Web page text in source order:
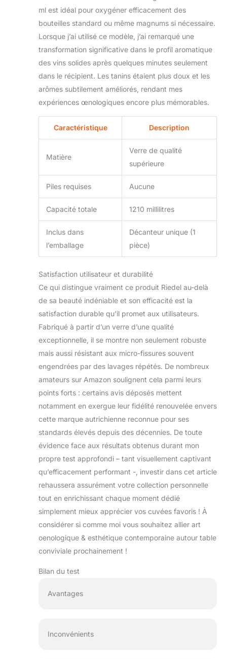
ml est idéal pour oxygéner efficacement des
bouteilles standard ou même magnums si nécessaire.
Lorsque j’ai utilisé ce modèle, j’ai remarqué une
transformation significative dans le profil aromatique
des vins solides après quelques minutes seulement
dans le récipient. Les tanins étaient plus doux et les
arômes subtilement améliorés, rendant mes
expériences œnologiques encore plus mémorables.
Caractéristique Description
Matière
Verre de qualité
supérieure
Piles requises Aucune
Capacité totale 1210 millilitres
Inclus dans
l’emballage
Décanteur unique (1
pièce)
Satisfaction utilisateur et durabilité
Ce qui distingue vraiment ce produit Riedel au-delà
de sa beauté indéniable et son efficacité est la
satisfaction durable qu’il promet aux utilisateurs.
Fabriqué à partir d’un verre d’une qualité
exceptionnelle, il se montre non seulement robuste
mais aussi résistant aux micro-fissures souvent
engendrées par des lavages répétés. De nombreux
amateurs sur Amazon soulignent cela parmi leurs
points forts : certains avis déposés mettent
notamment en exergue leur fidélité renouvelée envers
cette marque autrichienne reconnue pour ses
standards élevés depuis des décennies. De toute
évidence face aux résultats obtenus durant mon
propre test approfondi – tant visuellement captivant
qu’efficacement performant -, investir dans cet article
rehaussera assurément votre collection personnelle
tout en enrichissant chaque moment dédié
simplement mieux apprécier vos cuvées favoris ! À
considérer si comme moi vous souhaitez allier art
oenologique & esthétique contemporaine autour table
conviviale prochainement !
Bilan du test
Avantages
Inconvénients